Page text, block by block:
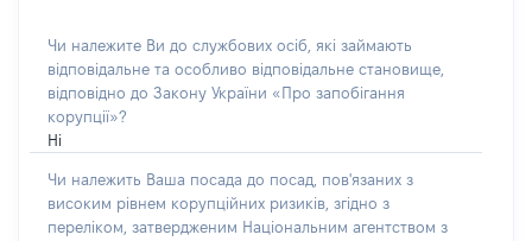
Чи належите Ви до службових осіб, які займають
відповідальне та особливо відповідальне становище,
відповідно до Закону України «Про запобігання
корупції»?
Ні
Чи належить Ваша посада до посад, пов'язаних з
високим рівнем корупційних ризиків, згідно з
переліком, затвердженим Національним агентством з